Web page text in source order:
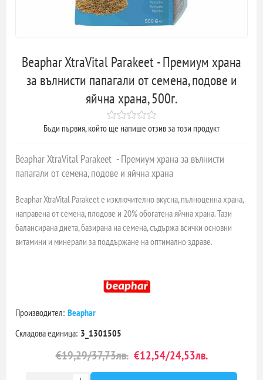
Beaphar XtraVital Parakeet - Премиум храна
за вълнисти папагали от семена, подове и
яйчна храна, 500г.
Бъди първия, който ще напише отзив за този продукт
Beaphar XtraVital Parakeet - Премиум храна за вълнисти
папагали от семена, подове и яйчна храна
Beaphar XtraVital Parakeet е изключително вкусна, пълноценна храна,
направена от семена, плодове и 20% обогатена яйчна храна. Тази
балансирана диета, базирана на семена, съдържа всички основни
витамини и минерали за поддържане на оптимално здраве.
Производител: Beaphar
Складова единица: 3_1301505
€19,29/37,73лв. €12,54/24,53лв.